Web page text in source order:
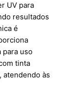
UV para
resultados
é
para uso
tinta
atendendo às